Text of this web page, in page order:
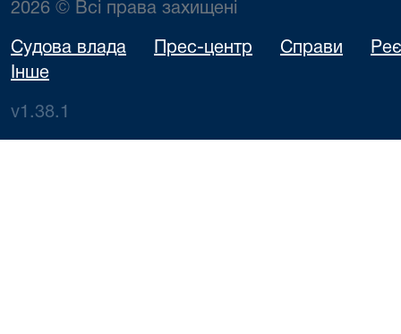
2026 © Всі права захищені
Судова влада Прес-центр Справи
Інше
v1.38.1